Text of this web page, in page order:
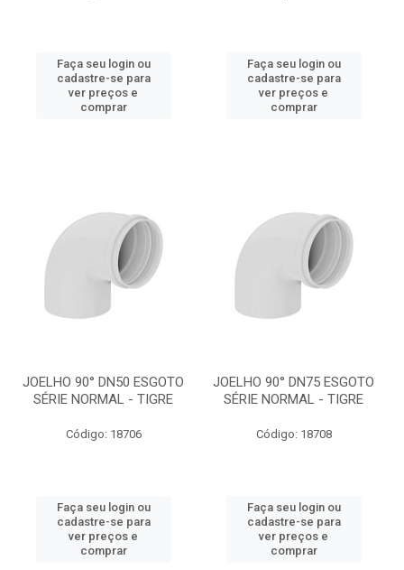
Faça seu login ou
cadastre-se para
ver preços e
comprar
Faça seu login ou
cadastre-se para
ver preços e
comprar
JOELHO 90° DN50 ESGOTO
SÉRIE NORMAL - TIGRE
Código: 18706
Faça seu login ou
cadastre-se para
ver preços e
comprar
JOELHO 90° DN75 ESGOTO
SÉRIE NORMAL - TIGRE
Código: 18708
Faça seu login ou
cadastre-se para
ver preços e
comprar